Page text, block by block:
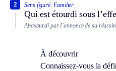
Sens figuré. Familier.
Qui est étourdi sous
2
Abasourdi par l’annonce de sa
À découvrir
Connaissez-vous la